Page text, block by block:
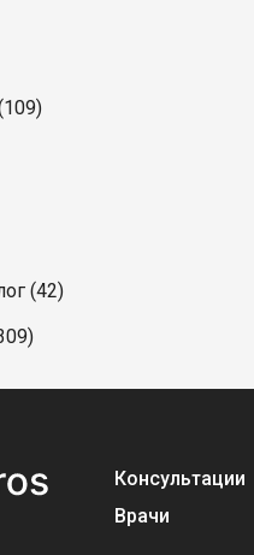
(42)
Консультации
Врачи